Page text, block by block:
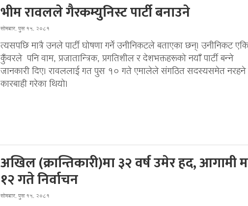
भीम रावलले गैरकम्युनिस्ट पार्टी बनाउने
सोमबार, पुस १५, २०८१
त्यसपछि मात्रै उनले पार्टी घोषणा गर्ने उनीनिकटले बताएका छन्। उनीनिकट
कुँवरले पनि वाम, प्रजातान्त्रिक, प्रगतिशील र देशभक्तहरूको नयाँ पार्टी बन्ने
जानकारी दिए। रावललाई गत पुस १० गते एमालेले संगठित सदस्यसमेत नरहने
कारबाही गरेका थियो।
अखिल (क्रान्तिकारी)मा ३२ वर्ष उमेर हद, आगामी
१२ गते निर्वाचन
सोमबार, पुस १५, २०८१